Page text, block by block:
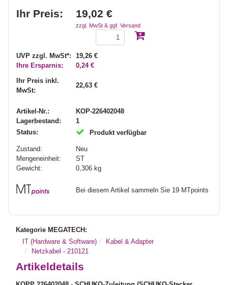
Ihr Preis: 19,02 €
zzgl. MwSt & ggf. Versand
UVP zzgl. MwSt*:
19,26 €
Ihre Ersparnis:
0,24 €
Ihr Preis inkl.
MwSt:
22,63 €
Artikel-Nr.:
KOP-226402048
Lagerbestand:
1
Status:
Produkt verfügbar
Zustand:
Neu
Mengeneinheit:
ST
Gewicht:
0,306 kg
Bei diesem Artikel sammeln Sie 19 MTpoints
Kategorie MEGATECH:
IT (Hardware & Software)
Kabel & Adapter
Netzkabel - 210121
Artikeldetails